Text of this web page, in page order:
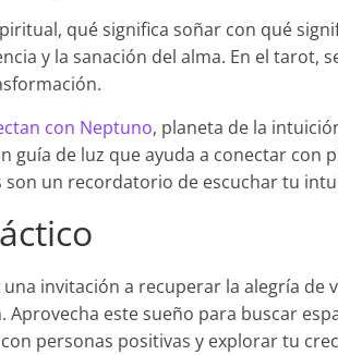
qué significa soñar con qué
y la sanación del alma. En el tarot,
con Neptuno, planeta de la
guía de luz que ayuda a conectar con
son un recordatorio de escuchar tu
invitación a recuperar la alegría de
Aprovecha este sueño para buscar
personas positivas y explorar tu